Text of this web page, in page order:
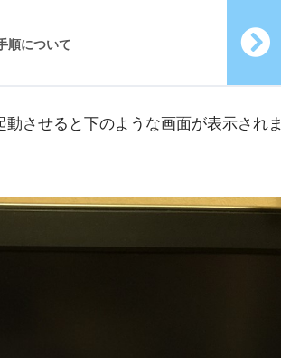
順について
させると下のような画面が表示されま